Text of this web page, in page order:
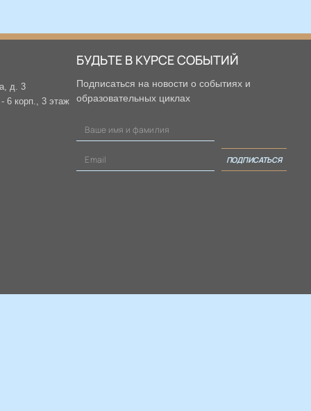
д. 3
6 корп., 3 этаж
БУДЬТЕ В КУРСЕ СОБЫТИЙ
Подписаться на новости о событиях и
образовательных циклах
ПОДПИСАТЬСЯ